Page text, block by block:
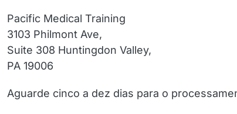
Pacific Medical Training
3103 Philmont Ave,
Suite 308 Huntingdon Valley,
PA 19006
Aguarde cinco a dez dias para o